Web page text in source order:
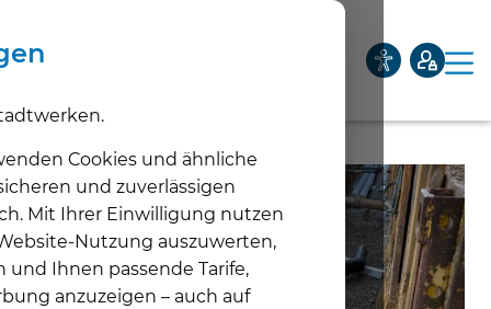
Cookies und ähnliche
und zuverlässigen
Mit Ihrer Einwilligung nutzen
Nutzung auszuwerten,
Ihnen passende Tarife,
anzuzeigen – auch auf
Privatkunden Geschäftskunden
Unternehmen
Aktuelles